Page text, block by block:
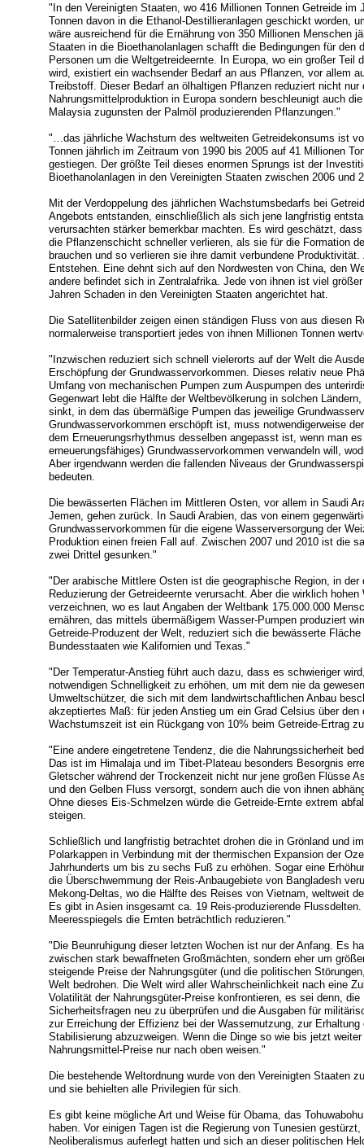
"In den Vereinigten Staaten, wo 416 Millionen Tonnen Getreide im
Tonnen davon in die Ethanol-Destillieranlagen geschickt worden,
wäre ausreichend für die Ernährung von 350 Millionen Menschen
Staaten in die Bioethanolanlagen schafft die Bedingungen für den
Personen um die Weltgetreideernte. In Europa, wo ein großer Teil
wird, existiert ein wachsender Bedarf an aus Pflanzen, vor allem
Treibstoff. Dieser Bedarf an ölhaltigen Pflanzen reduziert nicht nur
Nahrungsmittelproduktion in Europa sondern beschleunigt auch
Malaysia zugunsten der Palmöl produzierenden Pflanzungen."
"…das jährliche Wachstum des weltweiten Getreidekonsums ist
Tonnen jährlich im Zeitraum von 1990 bis 2005 auf 41 Millionen
gestiegen. Der größte Teil dieses enormen Sprungs ist der
Bioethanolanlagen in den Vereinigten Staaten zwischen 2006 und
Mit der Verdoppelung des jährlichen Wachstumsbedarfs bei
Angebots entstanden, einschließlich als sich jene langfristig
verursachten stärker bemerkbar machten. Es wird geschätzt,
die Pflanzenschicht schneller verlieren, als sie für die Formation
brauchen und so verlieren sie ihre damit verbundene
Entstehen. Eine dehnt sich auf den Nordwesten von China, den
andere befindet sich in Zentralafrika. Jede von ihnen ist viel
Jahren Schaden in den Vereinigten Staaten angerichtet hat.
Die Satellitenbilder zeigen einen ständigen Fluss von aus diesen
normalerweise transportiert jedes von ihnen Millionen Tonnen
"Inzwischen reduziert sich schnell vielerorts auf der Welt die
Erschöpfung der Grundwasservorkommen. Dieses relativ neue
Umfang von mechanischen Pumpen zum Auspumpen des
Gegenwart lebt die Hälfte der Weltbevölkerung in solchen
sinkt, in dem das übermäßige Pumpen das jeweilige
Grundwasservorkommen erschöpft ist, muss notwendigerweise
dem Erneuerungsrhythmus desselben angepasst ist, wenn man
erneuerungsfähiges) Grundwasservorkommen verwandeln will,
Aber irgendwann werden die fallenden Niveaus der
bedeuten.
Die bewässerten Flächen im Mittleren Osten, vor allem in Saudi
Jemen, gehen zurück. In Saudi Arabien, das von einem
Grundwasservorkommen für die eigene Wasserversorgung der
Produktion einen freien Fall auf. Zwischen 2007 und 2010 ist die
zwei Drittel gesunken."
"Der arabische Mittlere Osten ist die geographische Region, in
Reduzierung der Getreideernte verursacht. Aber die wirklich
verzeichnen, wo es laut Angaben der Weltbank 175.000.000
ernähren, das mittels übermäßigem Wasser-Pumpen produziert
Getreide-Produzent der Welt, reduziert sich die bewässerte
Bundesstaaten wie Kalifornien und Texas."
"Der Temperatur-Anstieg führt auch dazu, dass es schwieriger
notwendigen Schnelligkeit zu erhöhen, um mit dem nie da
Umweltschützer, die sich mit dem landwirtschaftlichen Anbau
akzeptiertes Maß: für jeden Anstieg um ein Grad Celsius über den
Wachstumszeit ist ein Rückgang von 10% beim Getreide-Ertrag
"Eine andere eingetretene Tendenz, die die Nahrungssicherheit
Das ist im Himalaja und im Tibet-Plateau besonders Besorgnis
Gletscher während der Trockenzeit nicht nur jene großen Flüsse
und den Gelben Fluss versorgt, sondern auch die von ihnen
Ohne dieses Eis-Schmelzen würde die Getreide-Ernte extrem
steigen.
Schließlich und langfristig betrachtet drohen die in Grönland und
Polarkappen in Verbindung mit der thermischen Expansion der
Jahrhunderts um bis zu sechs Fuß zu erhöhen. Sogar eine
die Überschwemmung der Reis-Anbaugebiete von Bangladesh
Mekong-Deltas, wo die Hälfte des Reises von Vietnam, weltweit
Es gibt in Asien insgesamt ca. 19 Reis-produzierende
Meeresspiegels die Ernten beträchtlich reduzieren."
"Die Beunruhigung dieser letzten Wochen ist nur der Anfang. Es
zwischen stark bewaffneten Großmächten, sondern eher um
steigende Preise der Nahrungsgüter (und die politischen
Welt bedrohen. Die Welt wird aller Wahrscheinlichkeit nach eine
Volatilität der Nahrungsgüter-Preise konfrontieren, es sei denn,
Sicherheitsfragen neu zu überprüfen und die Ausgaben für
zur Erreichung der Effizienz bei der Wassernutzung, zur
Stabilisierung abzuzweigen. Wenn die Dinge so wie bis jetzt
Nahrungsmittel-Preise nur nach oben weisen."
Die bestehende Weltordnung wurde von den Vereinigten Staaten
und sie behielten alle Privilegien für sich.
Es gibt keine mögliche Art und Weise für Obama, das
haben. Vor einigen Tagen ist die Regierung von Tunesien
Neoliberalismus auferlegt hatten und sich an dieser politischen